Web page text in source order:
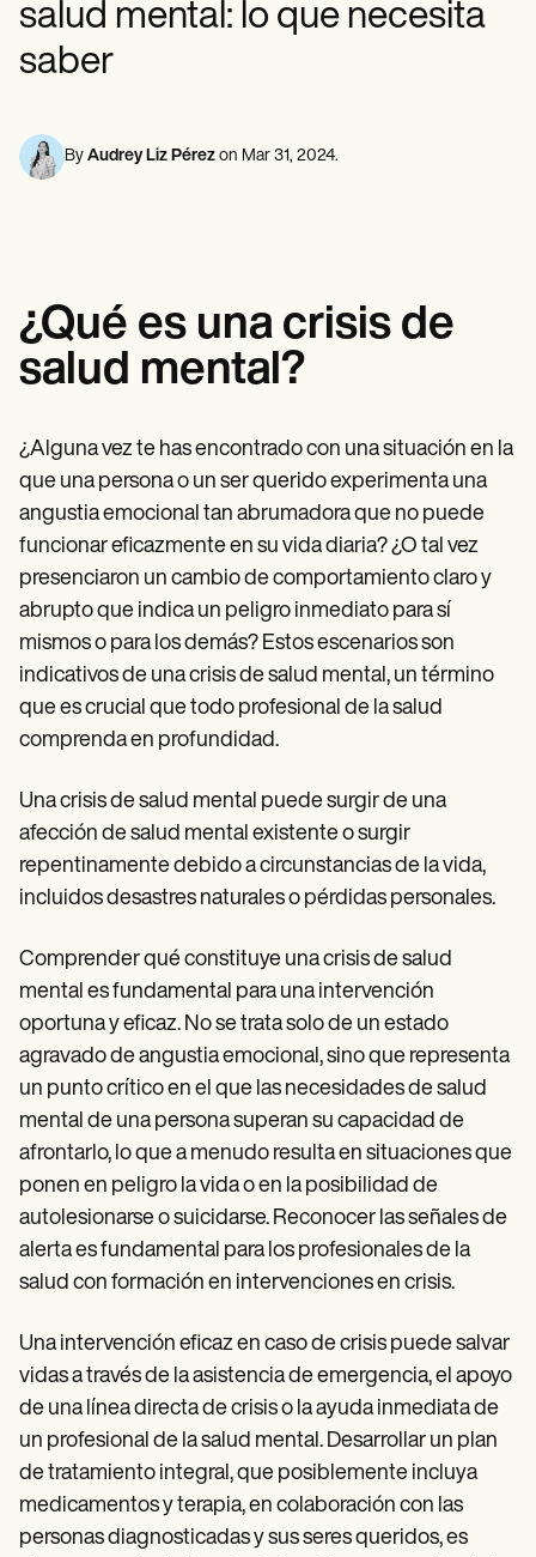
Profesionales de la Salud Mental
Trabajo Social
Nutricionistas
Masajistas
Terapia Ocupacional
Plantillas
Códigos ICD
Procedure Codes
Treatment Plan Template
Informed Consent Form
Social Work Treatment Plans
DAR Note Template
Patient Visit Summary Template
Demos
Training Hub
Webinars
Switch to Carepatron
Become a Partner
Pricing
Why Carepatron?
Insurance claims
Speech therapists
Life coaches
Massage therapists
Personal trainers
salud mental: lo que necesita
saber
By Audrey Liz Pérez on Mar 31, 2024.
¿Qué es una crisis de
salud mental?
¿Alguna vez te has encontrado con una situación en la
que una persona o un ser querido experimenta una
angustia emocional tan abrumadora que no puede
funcionar eficazmente en su vida diaria? ¿O tal vez
presenciaron un cambio de comportamiento claro y
abrupto que indica un peligro inmediato para sí
mismos o para los demás? Estos escenarios son
indicativos de una crisis de salud mental, un término
que es crucial que todo profesional de la salud
comprenda en profundidad.
Una crisis de salud mental puede surgir de una
afección de salud mental existente o surgir
repentinamente debido a circunstancias de la vida,
incluidos desastres naturales o pérdidas personales.
Comprender qué constituye una crisis de salud
mental es fundamental para una intervención
oportuna y eficaz. No se trata solo de un estado
agravado de angustia emocional, sino que representa
un punto crítico en el que las necesidades de salud
mental de una persona superan su capacidad de
afrontarlo, lo que a menudo resulta en situaciones que
ponen en peligro la vida o en la posibilidad de
autolesionarse o suicidarse. Reconocer las señales de
alerta es fundamental para los profesionales de la
salud con formación en intervenciones en crisis.
Una intervención eficaz en caso de crisis puede salvar
vidas a través de la asistencia de emergencia, el apoyo
de una línea directa de crisis o la ayuda inmediata de
un profesional de la salud mental. Desarrollar un plan
de tratamiento integral, que posiblemente incluya
medicamentos y terapia, en colaboración con las
personas diagnosticadas y sus seres queridos, es